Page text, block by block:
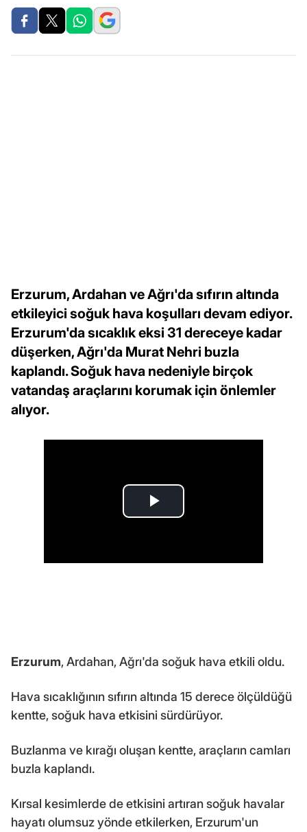
Erzurum, Ardahan ve Ağrı'da sıfırın altında
etkileyici soğuk hava koşulları devam ediyor.
Erzurum'da sıcaklık eksi 31 dereceye kadar
düşerken, Ağrı'da Murat Nehri buzla
kaplandı. Soğuk hava nedeniyle birçok
vatandaş araçlarını korumak için önlemler
alıyor.
Erzurum, Ardahan, Ağrı'da soğuk hava etkili oldu.
Hava sıcaklığının sıfırın altında 15 derece ölçüldüğü
kentte, soğuk hava etkisini sürdürüyor.
Buzlanma ve kırağı oluşan kentte, araçların camları
buzla kaplandı.
Kırsal kesimlerde de etkisini artıran soğuk havalar
hayatı olumsuz yönde etkilerken, Erzurum'un